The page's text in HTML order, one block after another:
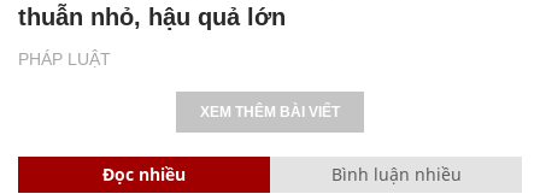
PHÁP LUẬT
thuẫn nhỏ, hậu quả lớn
XEM THÊM BÀI VIẾT
Đọc nhiều Bình luận nhiều